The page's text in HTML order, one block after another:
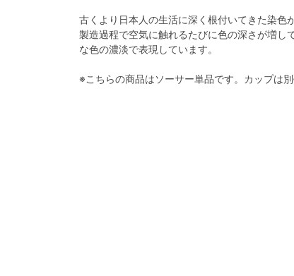
古くより日本人の生活に深く根付いてきた染色
製造過程で空気に触れるたびに色の深さが増し
な色の濃淡で表現しています。
※こちらの商品はソーサー単品です。カップは別